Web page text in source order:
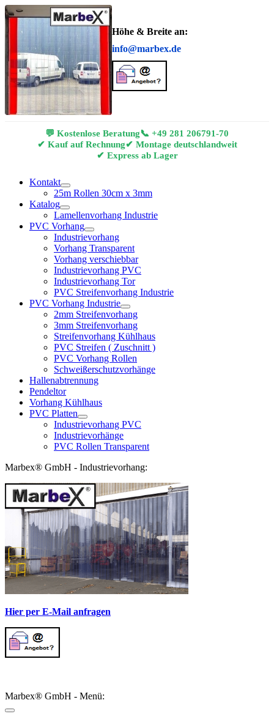
Höhe & Breite an:
info@marbex.de
💬 Kostenlose Beratung📞 +49 281 206791-70
✔ Kauf auf Rechnung✔ Montage deutschlandweit
✔ Express ab Lager
Kontakt
25m Rollen 30cm x 3mm
Katalog
Lamellenvorhang Industrie
PVC Vorhang
Industrievorhang
Vorhang Transparent
Vorhang verschiebbar
Industrievorhang PVC
Industrievorhang Tor
PVC Streifenvorhang Industrie
PVC Vorhang Industrie
2mm Streifenvorhang
3mm Streifenvorhang
Streifenvorhang Kühlhaus
PVC Streifen ( Zuschnitt )
PVC Vorhang Rollen
Schweißerschutzvorhänge
Hallenabtrennung
Pendeltor
Vorhang Kühlhaus
PVC Platten
Industrievorhang PVC
Industrievorhänge
PVC Rollen Transparent
Marbex® GmbH - Industrievorhang:
Hier per E-Mail anfragen
Marbex® GmbH - Menü: